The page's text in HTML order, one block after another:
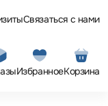
Связаться с нами
ИзбранноеКорзина